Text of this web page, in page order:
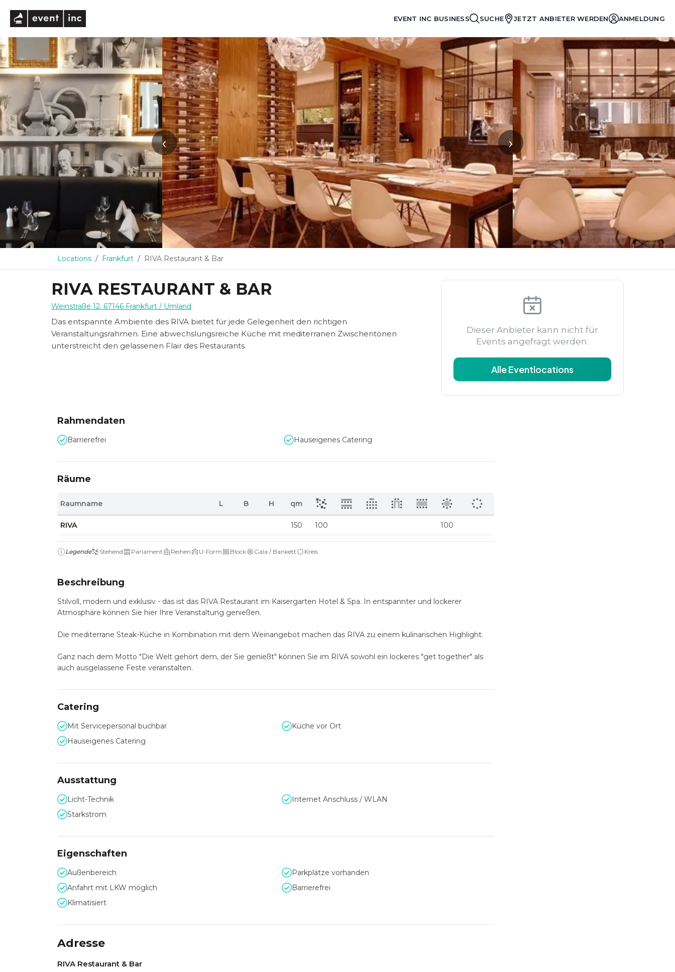
EVENT INC BUSINESS SUCHE JETZT ANBIETER WERDEN ANMELDUNG
‹ ›
Locations Frankfurt RIVA Restaurant & Bar
RIVA RESTAURANT & BAR
Weinstraße 12, 67146 Frankfurt / Umland
Das entspannte Ambiente des RIVA bietet für jede Gelegenheit den richtigen
Veranstaltungsrahmen. Eine abwechslungsreiche Küche mit mediterranen Zwischentönen
unterstreicht den gelassenen Flair des Restaurants.
Dieser Anbieter kann nicht für
Events angefragt werden.
Alle Eventlocations
Rahmendaten
Barrierefrei Hauseigenes Catering
Räume
Raumname L B H qm
RIVA 150 100 100
Legende Stehend Parlament Reihen U-Form Block Gala / Bankett Kreis
Beschreibung
Stilvoll, modern und exklusiv - das ist das RIVA Restaurant im Kaisergarten Hotel & Spa. In entspannter und lockerer
Atmosphäre können Sie hier Ihre Veranstaltung genießen.
Die mediterrane Steak-Küche in Kombination mit dem Weinangebot machen das RIVA zu einem kulinarischen Highlight.
Ganz nach dem Motto "Die Welt gehört dem, der Sie genießt" können Sie im RIVA sowohl ein lockeres "get together" als
auch ausgelassene Feste veranstalten.
Catering
Mit Servicepersonal buchbar
Küche vor Ort
Hauseigenes Catering
Ausstattung
Licht-Technik
Internet Anschluss / WLAN
Starkstrom
Eigenschaften
Außenbereich
Parkplätze vorhanden
Anfahrt mit LKW möglich
Barrierefrei
Klimatisiert
Adresse
RIVA Restaurant & Bar